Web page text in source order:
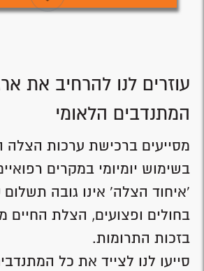
עוזרים לנו להרחיב את
המתנדבים הלאומי
מסייעים ברכישת ערכות הצלה
בשימוש יומיומי במקרים
'איחוד הצלה' אינו גובה תשלום
בחולים ופצועים, הצלת
בזכות התרומות.
סייעו לנו לצייד את כל